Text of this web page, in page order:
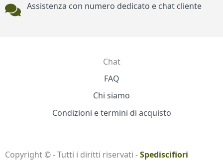
Assistenza con numero dedicato e chat cliente
Chat
FAQ
Chi siamo
Condizioni e termini di acquisto
Copyright © - Tutti i diritti riservati -Spediscifiori